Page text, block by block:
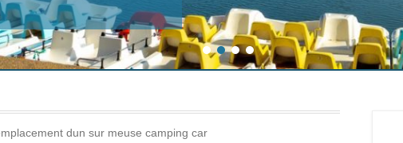
1 2 3 4
dun sur meuse camping car